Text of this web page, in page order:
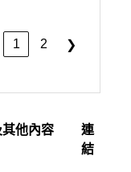
1 2 ❯
他內容
連
結